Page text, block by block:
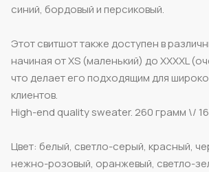
синий, бордовый и персиковый.
Этот свитшот также доступен в
начиная от XS (маленький) до XXXXL
что делает его подходящим для
клиентов.
High-end quality sweater. 260 грамм \/ 16
Цвет: белый, светло-серый, красный,
нежно-розовый, оранжевый, светло-